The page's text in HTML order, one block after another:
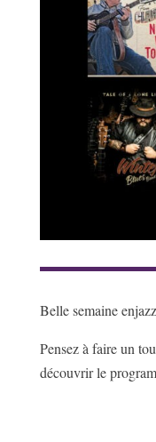
Belle semaine
Pensez à faire un
découvrir le